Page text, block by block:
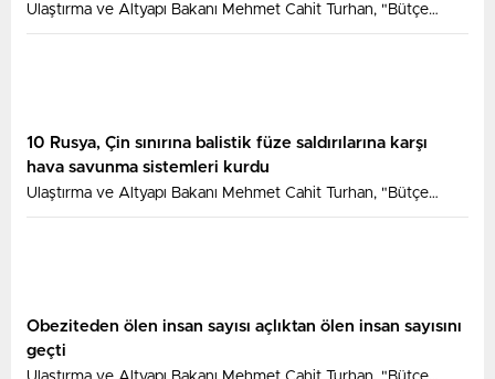
Ulaştırma ve Altyapı Bakanı Mehmet Cahit Turhan, "Bütçe
büyüklüğü ve teknik özelliklerinin yanı sıra ülkemizin
10 Rusya, Çin sınırına balistik füze saldırılarına karşı
hava savunma sistemleri kurdu
Ulaştırma ve Altyapı Bakanı Mehmet Cahit Turhan, "Bütçe
büyüklüğü ve teknik özelliklerinin yanı sıra ülkemizin
Obeziteden ölen insan sayısı açlıktan ölen insan sayısını
geçti